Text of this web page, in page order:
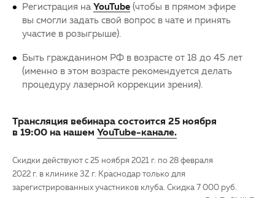
Регистрация на YouTube (чтобы в прямом эфире
вы смогли задать свой вопрос в чате и принять
участие в розыгрыше).
Быть гражданином РФ в возрасте от 18 до 45 лет
(именно в этом возрасте рекомендуется делать
процедуру лазерной коррекции зрения).
Трансляция вебинара состоится 25 ноября
в 19:00 на нашем YouTube-канале.
Скидки действуют с 25 ноября 2021 г. по 28 февраля
2022 г. в клинике 3Z г. Краснодар только для
зарегистрированных участников клуба. Скидка 7 000 руб.